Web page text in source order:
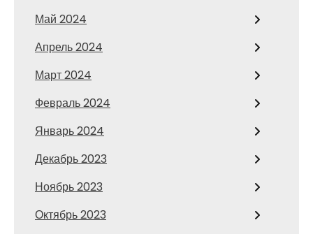
Май 2024
Апрель 2024
Март 2024
Февраль 2024
Январь 2024
Декабрь 2023
Ноябрь 2023
Октябрь 2023